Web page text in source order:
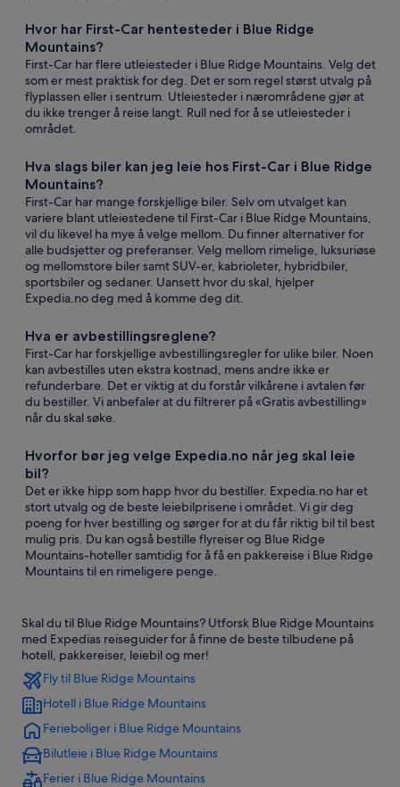
Hvor har First-Car hentesteder i Blue Ridge
Mountains?
First-Car har flere utleiesteder i Blue Ridge Mountains. Velg det
som er mest praktisk for deg. Det er som regel størst utvalg på
flyplassen eller i sentrum. Utleiesteder i nærområdene gjør at
du ikke trenger å reise langt. Rull ned for å se utleiesteder i
området.
Hva slags biler kan jeg leie hos First-Car i Blue Ridge
Mountains?
First-Car har mange forskjellige biler. Selv om utvalget kan
variere blant utleiestedene til First-Car i Blue Ridge Mountains,
vil du likevel ha mye å velge mellom. Du finner alternativer for
alle budsjetter og preferanser. Velg mellom rimelige, luksuriøse
og mellomstore biler samt SUV-er, kabrioleter, hybridbiler,
sportsbiler og sedaner. Uansett hvor du skal, hjelper
Expedia.no deg med å komme deg dit.
Hva er avbestillingsreglene?
First-Car har forskjellige avbestillingsregler for ulike biler. Noen
kan avbestilles uten ekstra kostnad, mens andre ikke er
refunderbare. Det er viktig at du forstår vilkårene i avtalen før
du bestiller. Vi anbefaler at du filtrerer på «Gratis avbestilling»
når du skal søke.
Hvorfor bør jeg velge Expedia.no når jeg skal leie
bil?
Det er ikke hipp som happ hvor du bestiller. Expedia.no har et
stort utvalg og de beste leiebilprisene i området. Vi gir deg
poeng for hver bestilling og sørger for at du får riktig bil til best
mulig pris. Du kan også bestille flyreiser og Blue Ridge
Mountains-hoteller samtidig for å få en pakkereise i Blue Ridge
Mountains til en rimeligere penge.
Skal du til Blue Ridge Mountains? Utforsk Blue Ridge Mountains
med Expedias reiseguider for å finne de beste tilbudene på
hotell, pakkereiser, leiebil og mer!
Fly til Blue Ridge Mountains
Hotell i Blue Ridge Mountains
Ferieboliger i Blue Ridge Mountains
Bilutleie i Blue Ridge Mountains
Ferier i Blue Ridge Mountains